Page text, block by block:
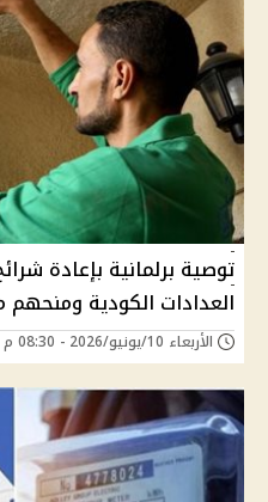
توصية برلمانية بإعادة
العدادات الكودية ومنحهم
الأربعاء 10/يونيو/2026 - 08:30 م